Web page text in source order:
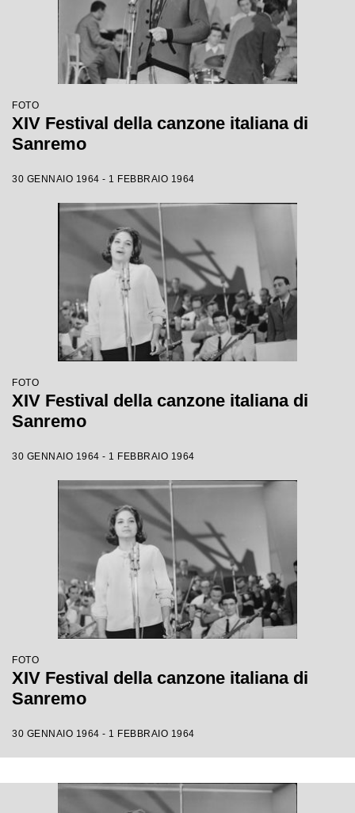
FOTO
XIV Festival della canzone italiana di
Sanremo
30 GENNAIO 1964 - 1 FEBBRAIO 1964
FOTO
XIV Festival della canzone italiana di
Sanremo
30 GENNAIO 1964 - 1 FEBBRAIO 1964
FOTO
XIV Festival della canzone italiana di
Sanremo
30 GENNAIO 1964 - 1 FEBBRAIO 1964